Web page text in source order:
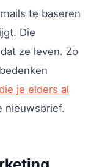
te baseren
Die
ze leven. Zo
je elders al
nieuwsbrief.